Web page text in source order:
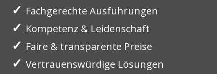
✓ Fachgerechte Ausführungen
✓ Kompetenz & Leidenschaft
✓ Faire & transparente Preise
✓ Vertrauenswürdige Lösungen